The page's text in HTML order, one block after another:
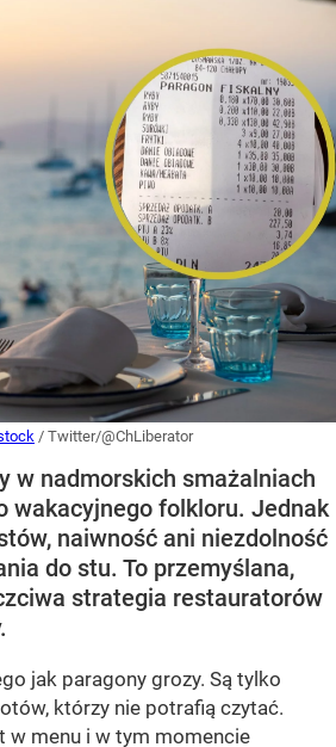
/ Twitter/@ChLiberator
w nadmorskich smażalniach
wakacyjnego folkloru. Jednak
naiwność ani niezdolność
do stu. To przemyślana,
strategia restauratorów
jak paragony grozy. Są tylko
którzy nie potrafią czytać.
w menu i w tym momencie